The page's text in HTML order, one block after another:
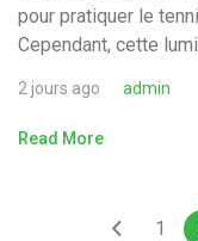
pour pratiquer le
Cependant, cette
2 jours ago admin
Read More
1